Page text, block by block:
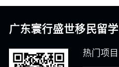
广东寰行盛世移民留
热门项目